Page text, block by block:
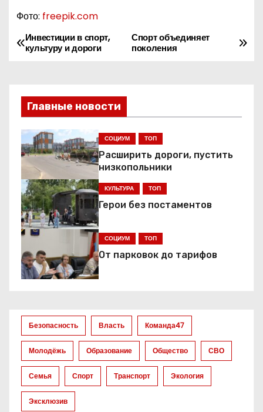
Фото: freepik.com
Н
в
и
г
а
ц
и
я
п
з
а
п
и
Спорт объединяет
поколения
Инвестиции в спорт,
культуру и дороги
Главные новости
СОЦИУМ ТОП
Расширить дороги, пустить
низкопольники
КУЛЬТУРА ТОП
Герои без постаментов
СОЦИУМ ТОП
От парковок до тарифов
Безопасность Власть Команда47
Молодёжь Образование Общество СВО
Семья Спорт Транспорт Экология
Эксклюзив